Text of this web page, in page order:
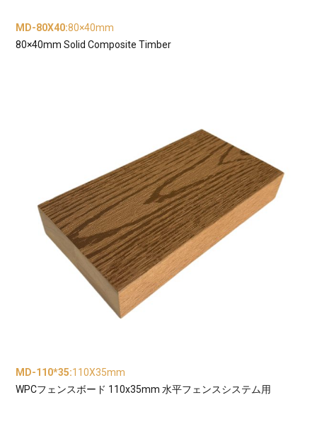
MD-80X40:80×40mm
80×40mm Solid Composite Timber
MD-110*35:110X35mm
WPCフェンスボード 110x35mm 水平フェンスシステム用